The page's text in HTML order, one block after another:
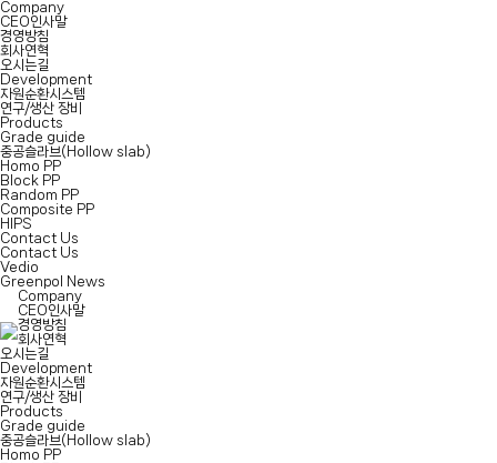
Company
CEO인사말
경영방침
회사연혁
오시는길
Development
자원순환시스템
연구/생산 장비
Products
Grade guide
중공슬라브(Hollow slab)
Homo PP
Block PP
Random PP
Composite PP
HIPS
Contact Us
Contact Us
Vedio
Greenpol News
Company
CEO인사말
경영방침
회사연혁
오시는길
Development
자원순환시스템
연구/생산 장비
Products
Grade guide
중공슬라브(Hollow slab)
Homo PP